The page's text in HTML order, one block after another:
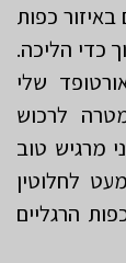
כפות
כדי הליכה.
שלי
לרכוש
מרגיש טוב
לחלוטין
הרגליים